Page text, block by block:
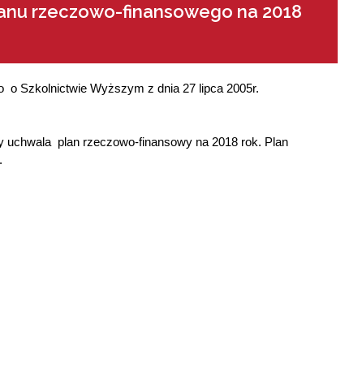
rzeczowo-finansowego na 2018
o Szkolnictwie Wyższym z dnia 27 lipca 2005r.
plan rzeczowo-finansowy na 2018 rok. Plan